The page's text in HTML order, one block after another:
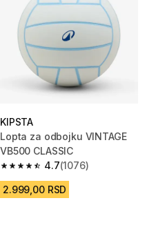
KIPSTA
Lopta za odbojku VINTAGE
VB500 CLASSIC
4.7
4.7 od 5 zvezdica from 1076
(1076)
2.999,00 RSD